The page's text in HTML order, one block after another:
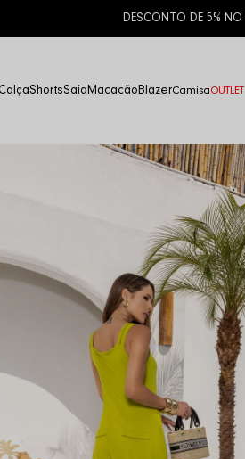
10% OFF NA PRIMEIRA COMPRA | CUPOM:
CalçaShortsSaia Macacão BlazerCamisaOUTLET